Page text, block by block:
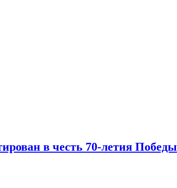
в честь 70-летия Победы